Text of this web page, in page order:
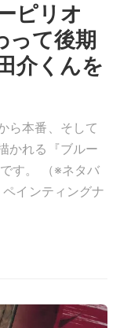
ピリオ
って後期
介くんを
ら本番、そして
かれる『ブルー
す。 （※ネタバ
インティングナ